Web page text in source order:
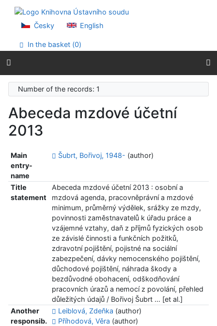
Go to menu
Accessibility declaration
Česky English
In the basket (0)
Number of the records: 1
Abeceda mzdové účetní
2013
Main
entry-
name
Šubrt, Bořivoj, 1948- (author)
Title
statement
Abeceda mzdové účetní 2013 : osobní a
mzdová agenda, pracovněprávní a mzdové
minimum, průměrný výdělek, srážky ze mzdy,
povinnosti zaměstnavatelů k úřadu práce a
vzájemné vztahy, daň z příjmů fyzických osob
ze závislé činnosti a funkčních požitků,
zdravotní pojištění, pojistné na sociální
zabezpečení, dávky nemocenského pojištění,
důchodové pojištění, náhrada škody a
bezdůvodné obohacení, odškodňování
pracovních úrazů a nemocí z povolání, přehled
důležitých údajů / Bořivoj Šubrt ... [et al.]
Another
responsib.
Leiblová, Zdeňka (author)
Příhodová, Věra (author)